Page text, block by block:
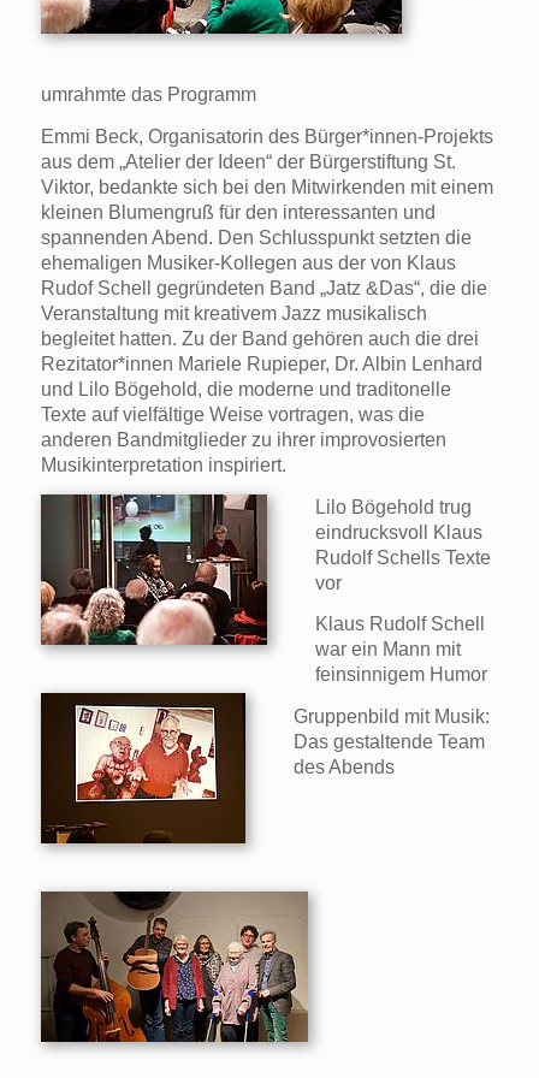
umrahmte das Programm
Emmi Beck, Organisatorin des Bürger*innen-Projekts
aus dem „Atelier der Ideen“ der Bürgerstiftung St.
Viktor, bedankte sich bei den Mitwirkenden mit einem
kleinen Blumengruß für den interessanten und
spannenden Abend. Den Schlusspunkt setzten die
ehemaligen Musiker-Kollegen aus der von Klaus
Rudof Schell gegründeten Band „Jatz &Das“, die die
Veranstaltung mit kreativem Jazz musikalisch
begleitet hatten. Zu der Band gehören auch die drei
Rezitator*innen Mariele Rupieper, Dr. Albin Lenhard
und Lilo Bögehold, die moderne und traditonelle
Texte auf vielfältige Weise vortragen, was die
anderen Bandmitglieder zu ihrer improvosierten
Musikinterpretation inspiriert.
Lilo Bögehold trug
eindrucksvoll Klaus
Rudolf Schells Texte
vor
Klaus Rudolf Schell
war ein Mann mit
feinsinnigem Humor
Gruppenbild mit Musik:
Das gestaltende Team
des Abends